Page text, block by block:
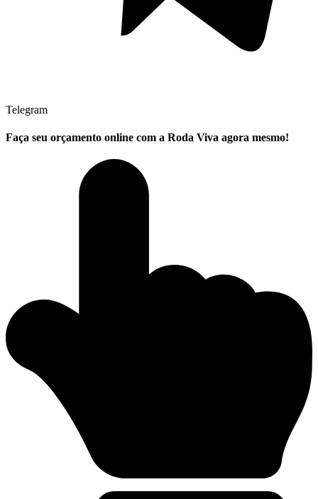
Telegram
Faça seu orçamento online com a Roda Viva agora mesmo!